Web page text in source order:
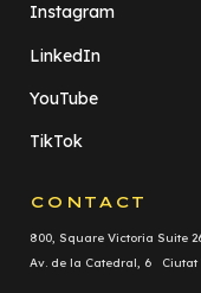
Instagram
LinkedIn
YouTube
TikTok
CONTACT
800, Square Victoria Suite
Av. de la Catedral, 6 Ciutat